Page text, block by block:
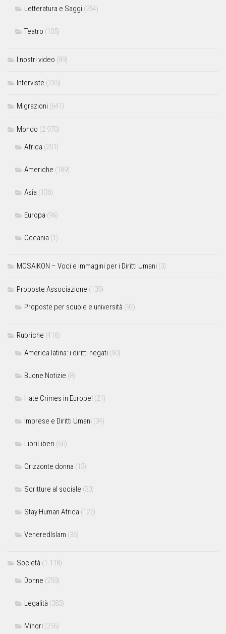
Letteratura e Saggi (254)
Teatro (105)
I nostri video (89)
Interviste (235)
Migrazioni (641)
Mondo (2.970)
Africa (201)
Americhe (189)
Asia (136)
Europa (96)
Oceania (1)
MOSAIKON – Voci e immagini per i Diritti Umani (3)
Proposte Associazione (139)
Proposte per scuole e università (92)
Rubriche (416)
America latina: i diritti negati (90)
Buone Notizie (8)
Hate Crimes in Europe! (21)
Imprese e Diritti Umani (34)
LibriLiberi (60)
Orizzonte donna (13)
Scritture al sociale (30)
Stay Human Africa (122)
VeneredIslam (36)
Società (1.118)
Donne (259)
Legalità (383)
Minori (256)